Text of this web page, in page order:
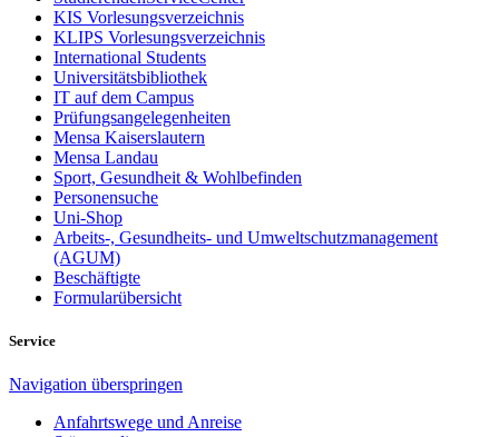
KIS Vorlesungsverzeichnis
KLIPS Vorlesungsverzeichnis
International Students
Universitätsbibliothek
IT auf dem Campus
Prüfungsangelegenheiten
Mensa Kaiserslautern
Mensa Landau
Sport, Gesundheit & Wohlbefinden
Personensuche
Uni-Shop
Arbeits-, Gesundheits- und Umweltschutzmanagement
(AGUM)
Beschäftigte
Formularübersicht
Service
Navigation überspringen
Anfahrtswege und Anreise